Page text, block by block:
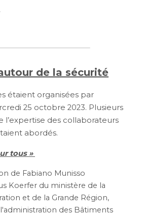
de la sécurité
étaient organisées par
25 octobre 2023. Plusieurs
l’expertise des collaborateurs
abordés.
tous »
de Fabiano Munisso
Koerfer du ministère de la
et de la Grande Région,
des Bâtiments